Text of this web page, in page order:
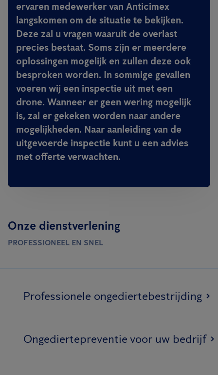
ervaren medewerker van Anticimex
langskomen om de situatie te bekijken.
Deze zal u vragen waaruit de overlast
precies bestaat. Soms zijn er meerdere
oplossingen mogelijk en zullen deze ook
besproken worden. In sommige gevallen
voeren wij een inspectie uit met een
drone. Wanneer er geen wering mogelijk
is, zal er gekeken worden naar andere
mogelijkheden. Naar aanleiding van de
uitgevoerde inspectie kunt u een advies
met offerte verwachten.
Onze dienstverlening
PROFESSIONEEL EN SNEL
Professionele ongediertebestrijding
Ongediertepreventie voor uw bedrijf